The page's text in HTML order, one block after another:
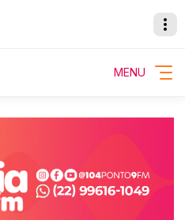
Energia Sertaneja
MENU